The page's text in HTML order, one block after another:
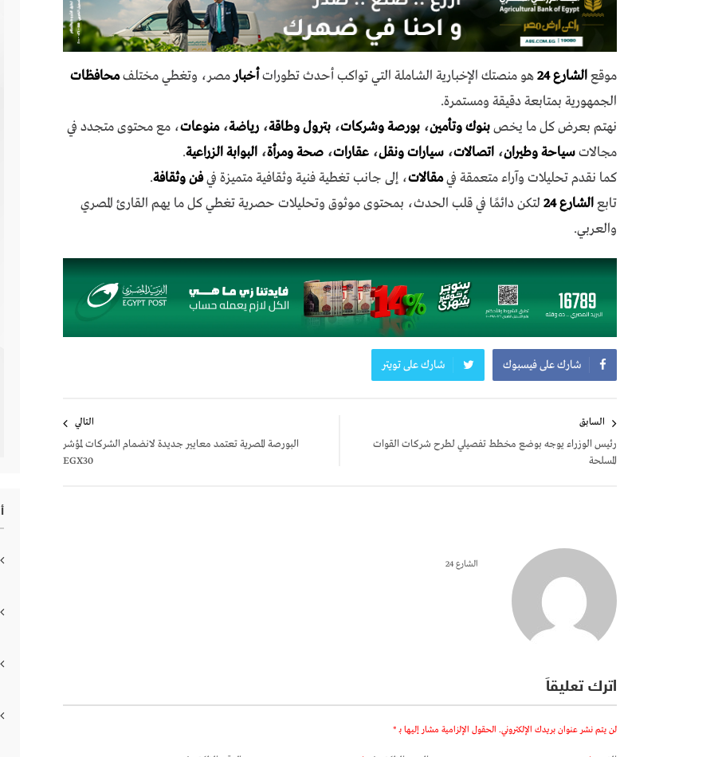
موقعالشارع 24 هو منصتك الإخبارية الشاملة التي تواكب أحدث تطوراتأخبار مصر، وتغطي مختلفمحافظات
الجمهورية بمتابعة دقيقة ومستمرة.
نهتم بعرض كل ما يخصبنوك وتأمين، بورصة وشركات، بترول وطاقة، رياضة،منوعات، مع محتوى متجدد في
مجالاتسياحة وطيران، اتصالات، سيارات ونقل، عقارات، صحة ومرأة، البوابة الزراعية.
كما نقدم تحليلات وآراء متعمقة فيمقالات، إلى جانب تغطية فنية وثقافية متميزة فيفن وثقافة.
تابعالشارع 24
لتكن دائمًا في قلب الحدث، بمحتوى موثوق وتحليلات حصرية تغطي كل ما يهم القارئ المصري
والعربي.
شارك على فيسبوك شارك على تويتر
المقالات
السابق
رئيس الوزراء يوجه بوضع مخطط تفصيلي لطرح شركات القوات
المسلحة
التالي
البورصة المصرية تعتمد معايير جديدة لانضمام الشركات لمؤشر
EGX30
الشارع 24
اترك تعليقاً
لن يتم نشر عنوان بريدك الإلكتروني. الحقول الإلزامية مشار إليها بـ *